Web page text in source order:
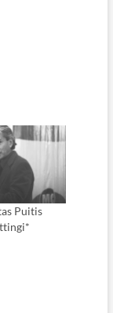
Puitis